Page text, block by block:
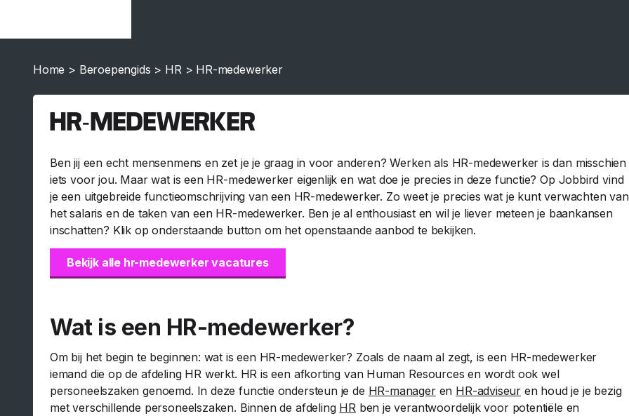
Home > Beroepengids > HR> HR-medewerker
HR-MEDEWERKER
Ben jij een echt mensenmens en zet je je graag in voor anderen? Werken als HR-medewerker is dan misschien
iets voor jou. Maar wat is een HR-medewerker eigenlijk en wat doe je precies in deze functie? Op Jobbird vind
je een uitgebreide functieomschrijving van een HR-medewerker. Zo weet je precies wat je kunt verwachten van
het salaris en de taken van een HR-medewerker. Ben je al enthousiast en wil je liever meteen je baankansen
inschatten? Klik op onderstaande button om het openstaande aanbod te bekijken.
Bekijk alle hr-medewerker vacatures
Wat is een HR-medewerker?
Om bij het begin te beginnen: wat is een HR-medewerker? Zoals de naam al zegt, is een HR-medewerker
iemand die op de afdeling HR werkt. HR is een afkorting van Human Resources en wordt ook wel
personeelszaken genoemd. In deze functie ondersteun je de HR-manageren HR-adviseur en houd je je bezig
met verschillende personeelszaken. Binnen de afdeling HRben je verantwoordelijk voor potentiële en